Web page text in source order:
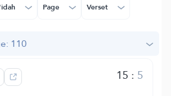
Page Verset
110
15 : 5